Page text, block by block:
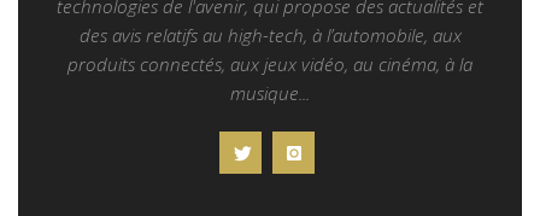
technologies de l'avenir, qui propose des actualités et
des avis relatifs au high-tech, à l’automobile, aux
produits connectés, aux jeux vidéo, au cinéma, à la
musique...